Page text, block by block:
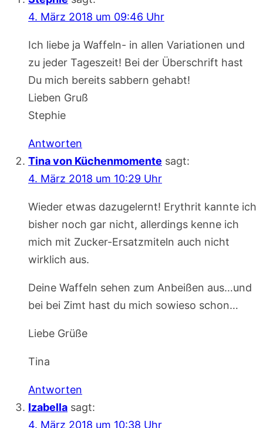
4. März 2018 um 09:46 Uhr
Ich liebe ja Waffeln- in allen Variationen und
zu jeder Tageszeit! Bei der Überschrift hast
Du mich bereits sabbern gehabt!
Lieben Gruß
Stephie
Antworten
Tina von Küchenmomente sagt:
4. März 2018 um 10:29 Uhr
Wieder etwas dazugelernt! Erythrit kannte ich
bisher noch gar nicht, allerdings kenne ich
mich mit Zucker-Ersatzmiteln auch nicht
wirklich aus.
Deine Waffeln sehen zum Anbeißen aus…und
bei bei Zimt hast du mich sowieso schon…
Liebe Grüße
Tina
Antworten
Izabella sagt:
4. März 2018 um 10:38 Uhr